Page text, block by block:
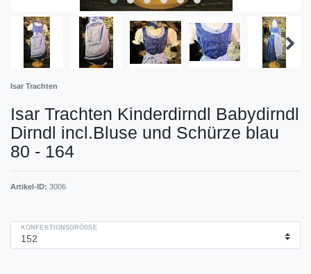
Isar Trachten
Isar Trachten Kinderdirndl Babydirndl
Dirndl incl.Bluse und Schürze blau
80 - 164
Artikel-ID: 3006
KONFEKTIONSGRÖSSE